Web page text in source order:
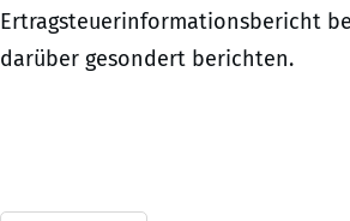
Ertragsteuerinformationsbericht
darüber gesondert berichten.